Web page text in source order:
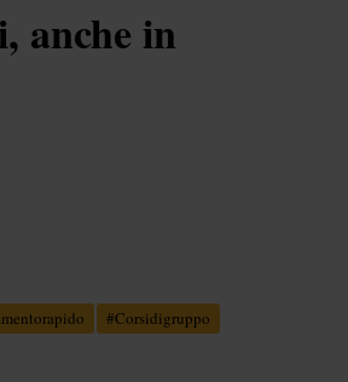
anche in
#Corsidigruppo